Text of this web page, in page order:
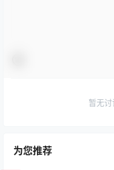
暂无
为您推荐